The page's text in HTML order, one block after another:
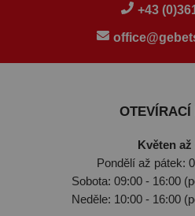
+43
OTEVÍRACÍ
Květen až
Pondělí až pátek:
Sobota: 09:00 - 16:00
Neděle: 10:00 - 16:00